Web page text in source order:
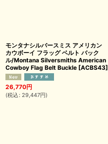
モンタナシルバースミス アメリカン
カウボーイ フラッグ ベルト バック
ル/Montana Silversmiths American
Cowboy Flag Belt Buckle [ACBS43]
26,770円
(税込 : 29,447円)